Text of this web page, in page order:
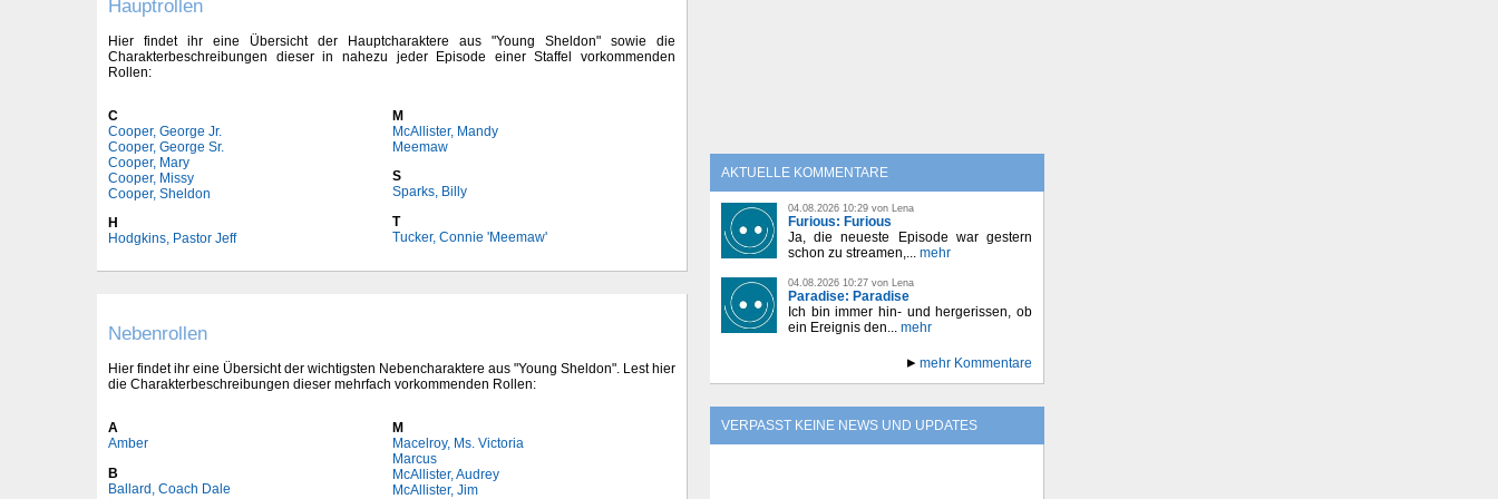
Hauptrollen
Hier findet ihr eine Übersicht der Hauptcharaktere aus "Young Sheldon" sowie die
Charakterbeschreibungen dieser in nahezu jeder Episode einer Staffel vorkommenden
Rollen:
C
Cooper, George Jr.
Cooper, George Sr.
Cooper, Mary
Cooper, Missy
Cooper, Sheldon
H
Hodgkins, Pastor Jeff
M
McAllister, Mandy
Meemaw
S
Sparks, Billy
T
Tucker, Connie 'Meemaw'
Nebenrollen
Hier findet ihr eine Übersicht der wichtigsten Nebencharaktere aus "Young Sheldon". Lest hier
die Charakterbeschreibungen dieser mehrfach vorkommenden Rollen:
A
Amber
B
Ballard, Coach Dale
M
Macelroy, Ms. Victoria
Marcus
McAllister, Audrey
McAllister, Jim
AKTUELLE KOMMENTARE
04.08.2026 10:29 von Lena
Furious: Furious
Ja, die neueste Episode war gestern
schon zu streamen,... mehr
04.08.2026 10:27 von Lena
Paradise: Paradise
Ich bin immer hin- und hergerissen, ob
ein Ereignis den... mehr
mehr Kommentare
VERPASST KEINE NEWS UND UPDATES